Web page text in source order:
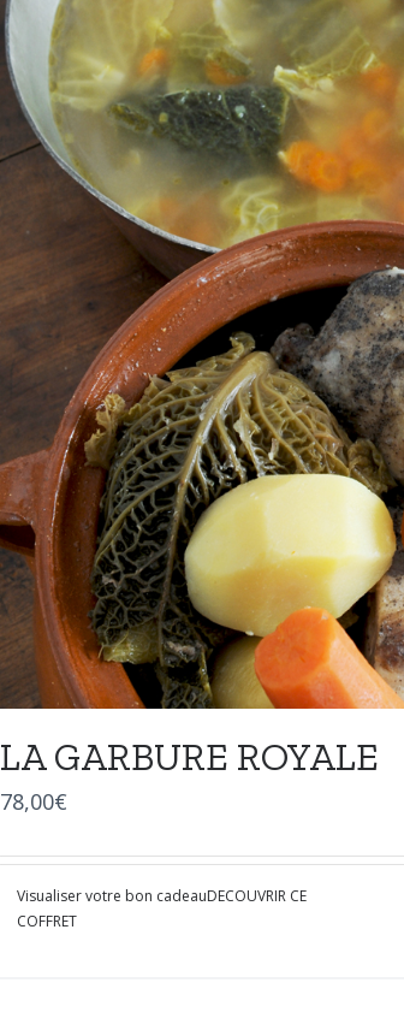
LA GARBURE ROYALE
78,00€
Visualiser votre bon cadeauDECOUVRIR CE
COFFRET